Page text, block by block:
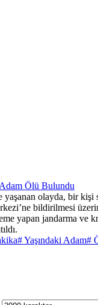
yaşanan olayda, bir
bildirilmesi
yapan jandarma ve
# Yaşındaki Adam#